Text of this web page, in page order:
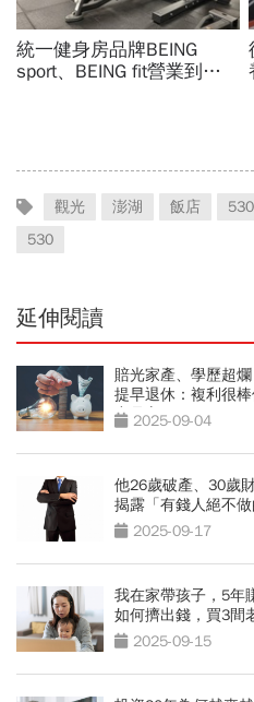
統一健身房品牌BEING
sport、BEING fit營業到這
觀光 澎湖 飯店 530
530
延伸閱讀
賠光家產、學歷超
提早退休：複利很
密是它
2025-09-04
他26歲破產、30歲
揭露「有錢人絕不
2025-09-17
我在家帶孩子，5年
如何擠出錢，買3間
2025-09-15